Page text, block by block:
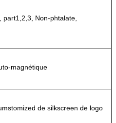
part1,2,3, Non-phtalate,
magnétique
de silkscreen de logo